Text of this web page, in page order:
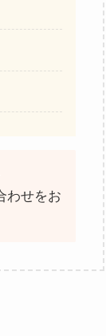
わせをお